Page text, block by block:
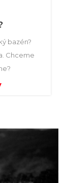
bazén?
Chceme